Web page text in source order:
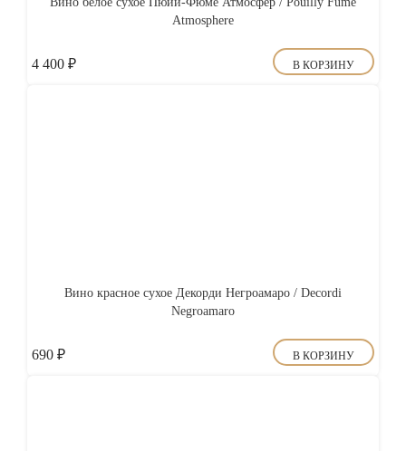
Atmosphere
4 400 ₽ В КОРЗИНУ
Вино красное сухое Декорди Негроамаро / Decordi
Negroamaro
690 ₽ В КОРЗИНУ